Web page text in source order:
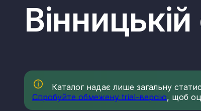
Вінницькій
Каталог надає лише загальну
Спробуйте обмежену trial-версію, щоб